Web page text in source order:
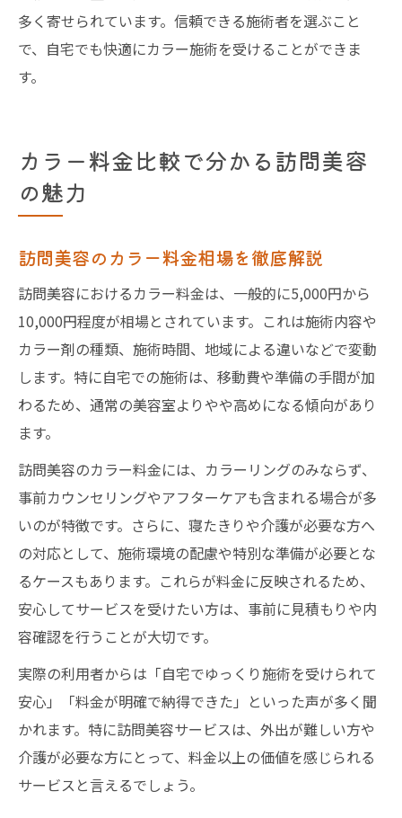
多く寄せられています。信頼できる施術者を選ぶこと
で、自宅でも快適にカラー施術を受けることができま
す。
カラー料金比較で分かる訪問美容
の魅力
訪問美容のカラー料金相場を徹底解説
訪問美容におけるカラー料金は、一般的に5,000円から
10,000円程度が相場とされています。これは施術内容や
カラー剤の種類、施術時間、地域による違いなどで変動
します。特に自宅での施術は、移動費や準備の手間が加
わるため、通常の美容室よりやや高めになる傾向があり
ます。
訪問美容のカラー料金には、カラーリングのみならず、
事前カウンセリングやアフターケアも含まれる場合が多
いのが特徴です。さらに、寝たきりや介護が必要な方へ
の対応として、施術環境の配慮や特別な準備が必要とな
るケースもあります。これらが料金に反映されるため、
安心してサービスを受けたい方は、事前に見積もりや内
容確認を行うことが大切です。
実際の利用者からは「自宅でゆっくり施術を受けられて
安心」「料金が明確で納得できた」といった声が多く聞
かれます。特に訪問美容サービスは、外出が難しい方や
介護が必要な方にとって、料金以上の価値を感じられる
サービスと言えるでしょう。